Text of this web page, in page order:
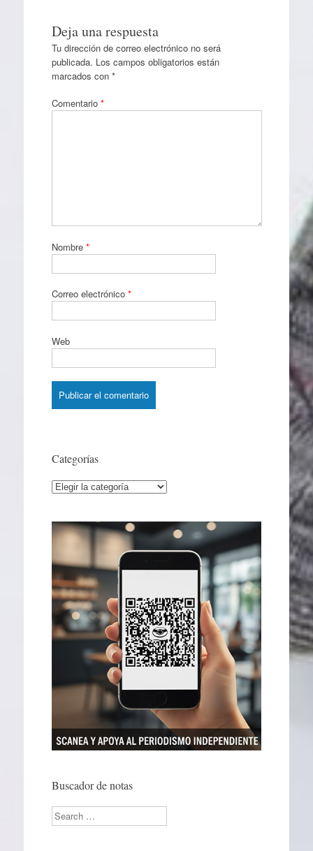
Deja una respuesta
Tu dirección de correo electrónico no será
publicada. Los campos obligatorios están
marcados con *
Comentario *
Nombre *
Correo electrónico *
Web
Categorías
Categorías
Buscador de notas
Search